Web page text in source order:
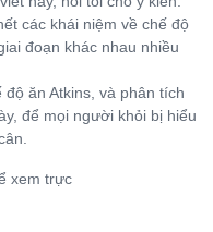
các khái niệm về chế độ
đoạn khác nhau nhiều
ăn Atkins, và phân tích
để mọi người khỏi bị hiểu
xem trực